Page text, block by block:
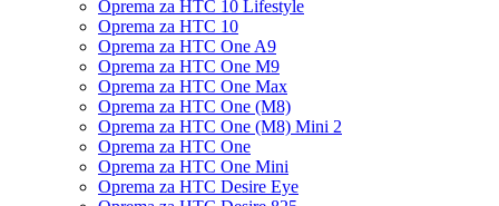
Oprema za HTC 10 Lifestyle
Oprema za HTC 10
Oprema za HTC One A9
Oprema za HTC One M9
Oprema za HTC One Max
Oprema za HTC One (M8)
Oprema za HTC One (M8) Mini 2
Oprema za HTC One
Oprema za HTC One Mini
Oprema za HTC Desire Eye